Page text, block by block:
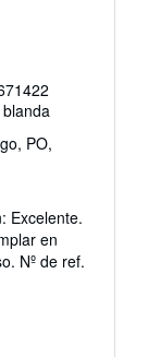
PO,
Excelente.
en
Nº de ref.